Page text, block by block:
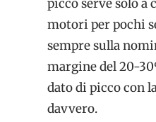
picco serve solo a
motori per pochi
sempre sulla
margine del 20-
dato di picco con
davvero.